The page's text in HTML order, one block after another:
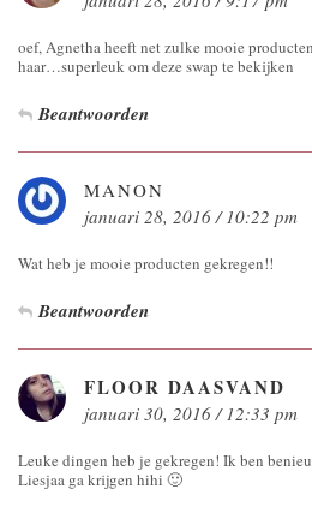
oef, Agnetha heeft net zulke mooie
haar…superleuk om deze swap te bekijken
Beantwoorden
MANON
januari 28, 2016 / 10:22 pm
Wat heb je mooie producten gekregen!!
Beantwoorden
FLOOR DAASVAND
januari 30, 2016 / 12:33 pm
Leuke dingen heb je gekregen! Ik ben
Liesjaa ga krijgen hihi 🙂